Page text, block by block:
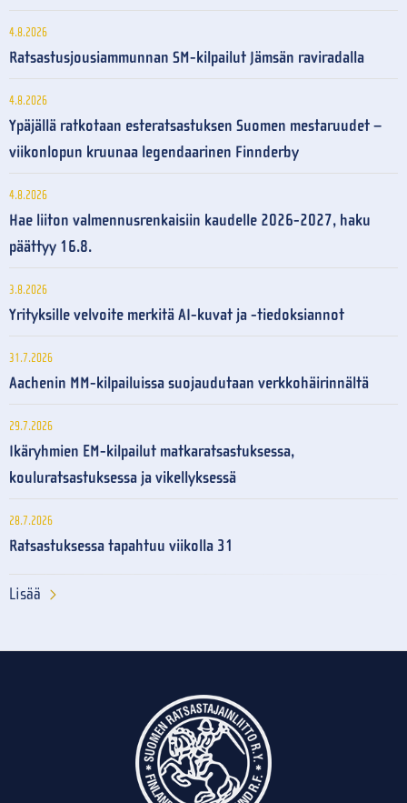
4.8.2026
Ratsastusjousiammunnan SM-kilpailut Jämsän raviradalla
4.8.2026
Ypäjällä ratkotaan esteratsastuksen Suomen mestaruudet –
viikonlopun kruunaa legendaarinen Finnderby
4.8.2026
Hae liiton valmennusrenkaisiin kaudelle 2026-2027, haku
päättyy 16.8.
3.8.2026
Yrityksille velvoite merkitä AI-kuvat ja -tiedoksiannot
31.7.2026
Aachenin MM-kilpailuissa suojaudutaan verkkohäirinnältä
29.7.2026
Ikäryhmien EM-kilpailut matkaratsastuksessa,
kouluratsastuksessa ja vikellyksessä
28.7.2026
Ratsastuksessa tapahtuu viikolla 31
Lisää